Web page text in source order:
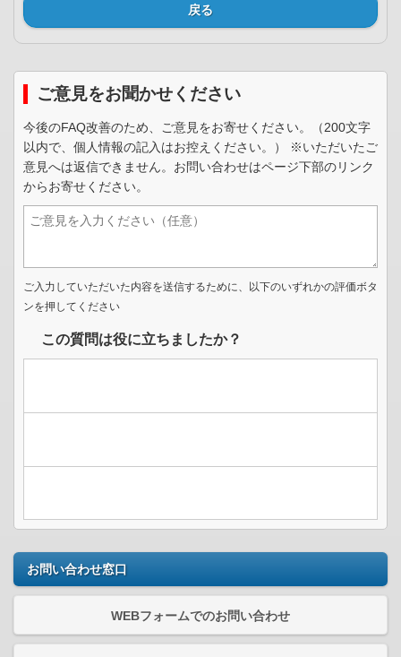
戻る
ご意見をお聞かせください
今後のFAQ改善のため、ご意見をお寄せください。（200文字
以内で、個人情報の記入はお控えください。） ※いただいたご
意見へは返信できません。お問い合わせはページ下部のリンク
からお寄せください。
ご入力していただいた内容を送信するために、以下のいずれかの評価ボタ
ンを押してください
この質問は役に立ちましたか？
お問い合わせ窓口
WEBフォームでのお問い合わせ